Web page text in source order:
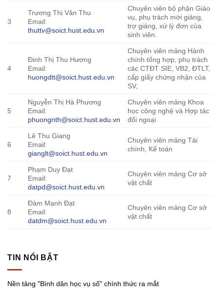
3
Trương Thị Vân Thu
Email:
thuttv@soict.hust.edu.vn
Chuyên viên bộ phận Giáo
vụ, phụ trách mời giảng,
trợ giảng, xử lý đơn của
sinh viên.
4
Đinh Thị Thu Hương
Email:
huongdtt@soict.hust.edu.vn
Chuyên viên mảng Hành
chính tổng hợp, phụ trách
các CTĐT SIE, VB2, ĐTLT,
cấp giấy chứng nhận của
SV,
5
Nguyễn Thị Hà Phương
Email:
phuongnth@soict.hust.edu.vn
Chuyên viên mảng Khoa
học công nghệ và Hợp tác
đối ngoại
6
Lê Thu Giang
Email:
gianglt@soict.hust.edu.vn
Chuyên viên mảng Tài
chính, Kế toán
7
Phạm Duy Đạt
Email:
datpd@soict.hust.edu.vn
Chuyên viên mảng Cơ sở
vật chất
8
Đàm Mạnh Đạt
Email:
datdm@soict.hust.edu.vn
Chuyên viên mảng Cơ sở
vật chất
TIN NỔI BẬT
Nền tảng "Bình dân học vụ số" chính thức ra mắt